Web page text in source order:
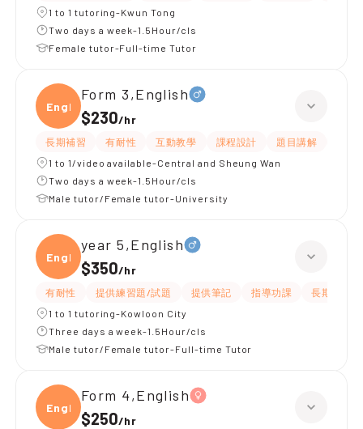
1 to 1 tutoring-Kwun Tong
Two days a week-1.5Hour/cls
Female tutor-Full-time Tutor
Engli
Form 3,English
$230/hr
長期補習 有耐性 互動教學 課程設計 題目講解
1 to 1/video available-Central and Sheung Wan
Two days a week-1.5Hour/cls
Male tutor/Female tutor-University
Engli
year 5,English
$350/hr
有耐性 提供練習題/試題 提供筆記 指導功課
長期補習
1 to 1 tutoring-Kowloon City
Three days a week-1.5Hour/cls
Male tutor/Female tutor-Full-time Tutor
Engli
Form 4,English
$250/hr